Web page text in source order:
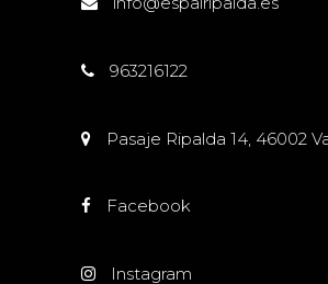
963216122
Pasaje Ripalda 14, 46002
Facebook
Instagram